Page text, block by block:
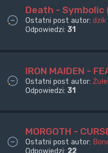
Death - Symbolic
Ostatni post autor: dzik
Odpowiedzi: 31
IRON MAIDEN -
Ostatni post autor:
Odpowiedzi: 31
MORGOTH -
Ostatni post autor: